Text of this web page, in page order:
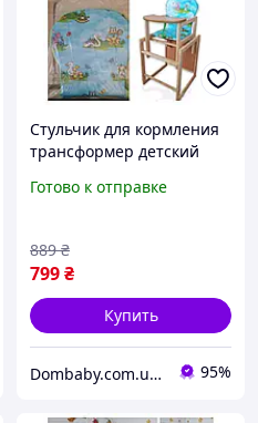
Стульчик для кормления
трансформер детский
стульчик трансформер
Готово к отправке
799₴
889 ₴
Купить
Dombaby.com.ua - интернет магазин детских товаров 95%